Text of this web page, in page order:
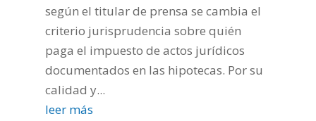
según el titular de prensa se cambia el
criterio jurisprudencia sobre quién
paga el impuesto de actos jurídicos
documentados en las hipotecas. Por su
calidad y...
leer más